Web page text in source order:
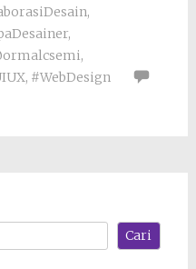
,
,
,
, #WebDesign
Cari